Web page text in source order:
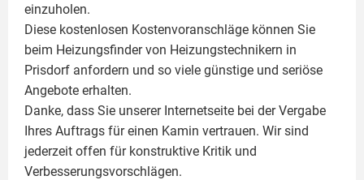
einzuholen.
Diese kostenlosen Kostenvoranschläge können Sie
beim Heizungsfinder von Heizungstechnikern in
Prisdorf anfordern und so viele günstige und seriöse
Angebote erhalten.
Danke, dass Sie unserer Internetseite bei der Vergabe
Ihres Auftrags für einen Kamin vertrauen. Wir sind
jederzeit offen für konstruktive Kritik und
Verbesserungsvorschlägen.